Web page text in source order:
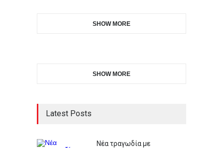
SHOW MORE
SHOW MORE
Latest Posts
Νέα τραγωδία με